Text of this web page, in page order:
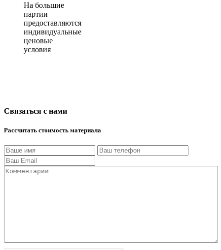
На большие
партии
предоставляются
индивидуальные
ценовые
условия
Связаться с нами
Рассчитать стоимость материала